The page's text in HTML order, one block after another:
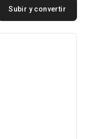
Subir y convertir